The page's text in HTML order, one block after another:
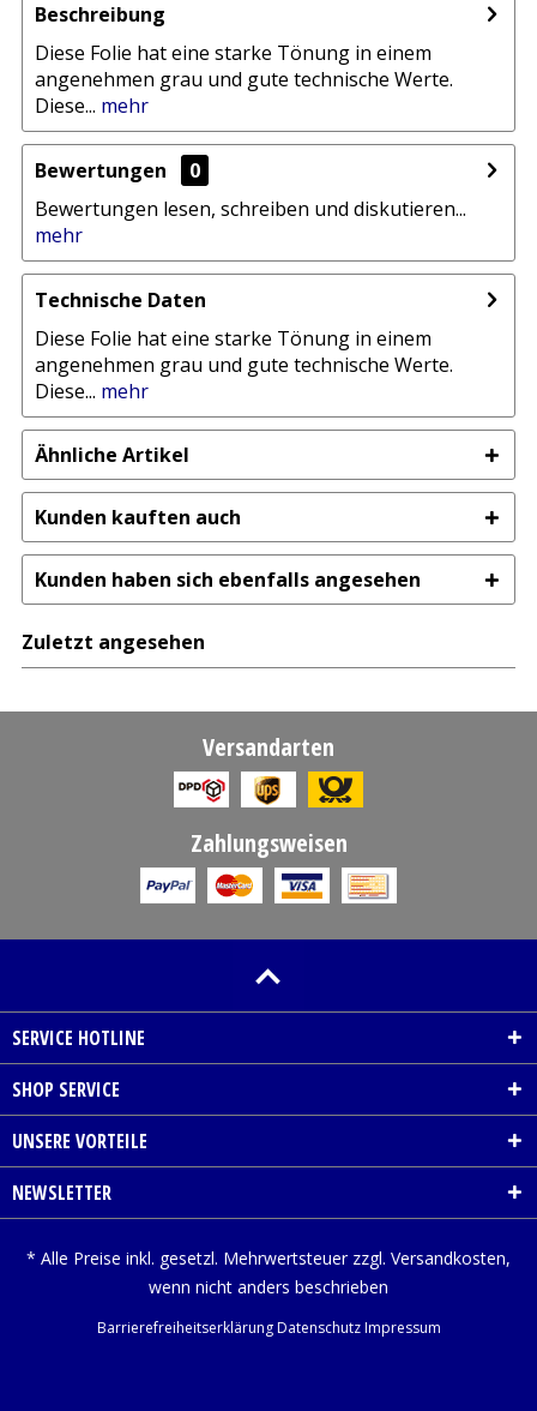
Beschreibung
Diese Folie hat eine starke Tönung in einem
angenehmen grau und gute technische Werte.
Diese... mehr
Bewertungen
0
Bewertungen lesen, schreiben und diskutieren...
mehr
Technische Daten
Diese Folie hat eine starke Tönung in einem
angenehmen grau und gute technische Werte.
Diese... mehr
Ähnliche Artikel
Kunden kauften auch
Kunden haben sich ebenfalls angesehen
Zuletzt angesehen
Versandarten
Zahlungsweisen
SERVICE HOTLINE
SHOP SERVICE
UNSERE VORTEILE
NEWSLETTER
* Alle Preise inkl. gesetzl. Mehrwertsteuer zzgl. Versandkosten,
wenn nicht anders beschrieben
BarrierefreiheitserklärungDatenschutzImpressum